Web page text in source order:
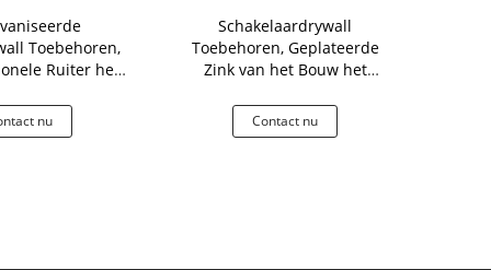
Toebehoren,
Ruiter het
nu
Schakelaardrywall
Toebehoren, Geplateerde
Zink van het Bouw het
Gegalvaniseerde Staal
Contact nu